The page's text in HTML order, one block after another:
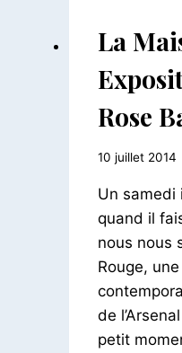
BAR
-
|
MUSÉES
ET
CENTRES
CULTURELS
La
Rose
Par
Petit
Pois
10 juillet 2014
Un samedi
quand il
nous nous
Rouge,
de
petit